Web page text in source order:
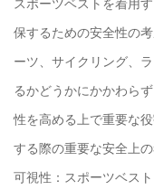
スポーツベストを着用
保するための安全性の
ーツ、サイクリング、
るかどうかにかかわら
性を高める上で重要な
する際の重要な安全上
可視性：スポーツベス